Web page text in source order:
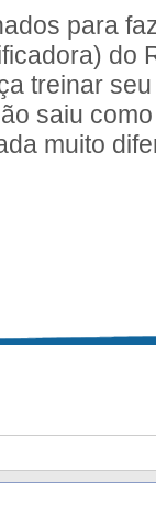
para
do
treinar
saiu
muito